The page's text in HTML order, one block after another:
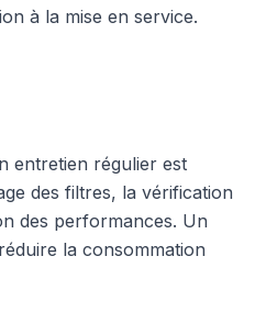
à la mise en service.
entretien régulier est
des filtres, la vérification
des performances. Un
la consommation